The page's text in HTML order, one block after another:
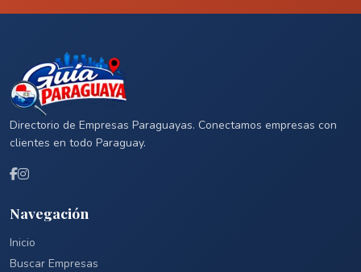
Directorio de Empresas Paraguayas. Conectamos empresas con
clientes en todo Paraguay.
Navegación
Inicio
Buscar Empresas